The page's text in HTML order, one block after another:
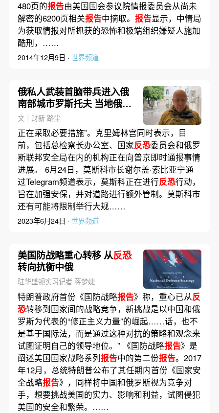
480页的报告由美国国会参议院情报委员会从尚未
解密的6200页相关报告中摘取。 报告显示，中情局
为获取情报对所抓获的恐怖和极端组织嫌疑人施加
酷刑，……
2014年12月9日 · 世界频道
俄私人武装首脑带兵进入俄
南部城市罗斯托夫 当地俄军
未与其交火
文｜财新 路尘
正在采取必要措施”。克里姆林宫同时表示，目
前，包括总检察长办公室、国家反恐委员会和俄罗
斯联邦安全局在内的机构正在向普京即时通报事情
进展。 6月24日，莫斯科市长谢尔盖·索比亚宁通
过Telegram频道表示，莫斯科正在进行反恐行动，
旨在加强安保，并对道路进行额外管制。莫斯科市
还有可能将限制举行大规……
2023年6月24日 · 世界频道
美国防战略重心转移 从反恐
转向抗衡中俄
驻华盛顿实习记者 蒋梦婕
特朗普政府首份《国防战略报告》称，重心已从反
恐转移到国家间的战略竞争，新挑战是以中国和俄
罗斯为代表的“修正主义力量”的崛起……话，也不
是基于国际法，而是通过这种对抗的策略和观念来
试图证明自己的领导地位。” 《国防战略报告》是
阐述美国国家战略系列报告中的第二份报告。2017
年12月，总统特朗普公布了其任期内首份《国家安
全战略报告》，同样将中国和俄罗斯视为竞争对
手，想要挑战美国的实力、影响和利益，试图侵犯
美国的安全和繁荣。……